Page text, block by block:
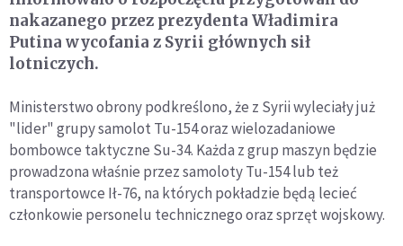
nakazanego przez prezydenta Władimira
Putina wycofania z Syrii głównych sił
lotniczych.
Ministerstwo obrony podkreślono, że z Syrii wyleciały już
"lider" grupy samolot Tu-154 oraz wielozadaniowe
bombowce taktyczne Su-34. Każda z grup maszyn będzie
prowadzona właśnie przez samoloty Tu-154 lub też
transportowce Ił-76, na których pokładzie będą lecieć
członkowie personelu technicznego oraz sprzęt wojskowy.